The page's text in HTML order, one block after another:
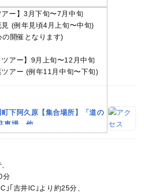
アー】3月下旬〜7月中旬
(例年見頃4月上旬〜中旬)
開催となります)
ツアー】9月上旬〜12月中旬
アー (例年11月中旬〜下旬)
下阿久原【集合場所】「道の
車場、他
分
｣｢吉井IC｣より約25分、